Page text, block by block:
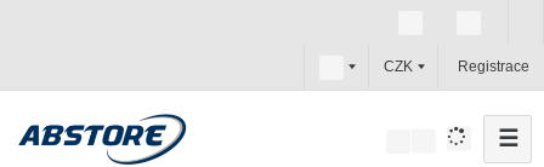
c
z
CZK Registrace
☰